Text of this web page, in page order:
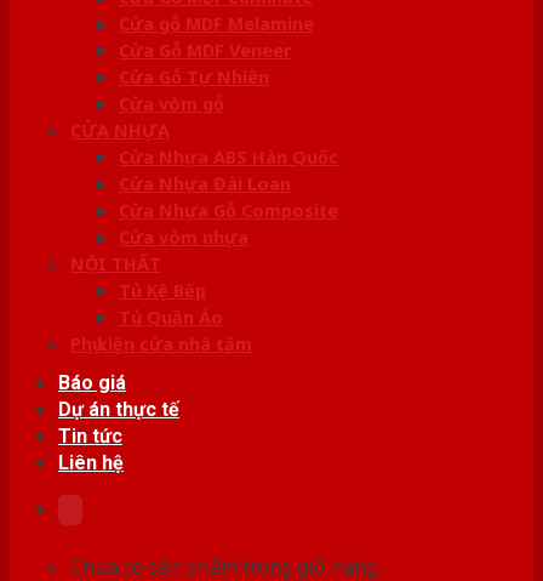
Cửa gỗ MDF Melamine
Cửa Gỗ MDF Veneer
Cửa Gỗ Tự Nhiên
Cửa vòm gỗ
CỬA NHỰA
Cửa Nhựa ABS Hàn Quốc
Cửa Nhựa Đài Loan
Cửa Nhựa Gỗ Composite
Cửa vòm nhựa
NỘI THẤT
Tủ Kệ Bếp
Tủ Quần Áo
Phụ kiện cửa nhà tắm
Báo giá
Dự án thực tế
Tin tức
Liên hệ
Chưa có sản phẩm trong giỏ hàng.